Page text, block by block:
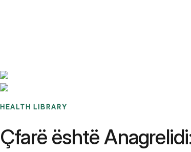
HEALTH LIBRARY
Çfarë është